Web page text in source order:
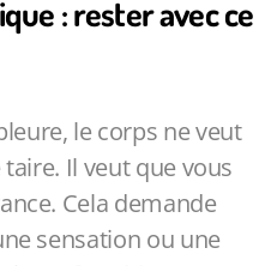
: rester avec ce
le corps ne veut
taire. Il veut que vous
Cela demande
sensation ou une